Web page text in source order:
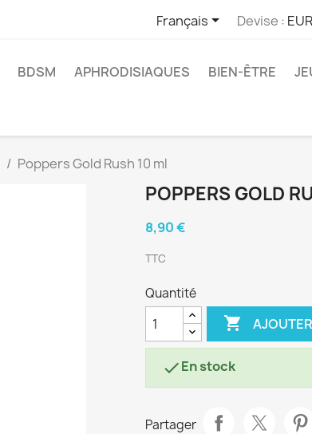
Français Devise :
BDSM APHRODISIAQUES BIEN-ÊTRE
Poppers Gold Rush 10 ml
POPPERS GOLD
8,90 €
TTC
Quantité

En stock
Partager